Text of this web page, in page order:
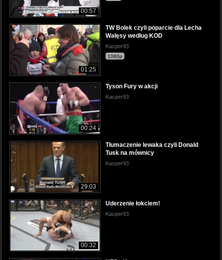
00:57
01:25
TW Bolek czyli poparcie dla Lecha
Wałęsy według KOD
Kacper93
1080p
00:24
Tyson Fury w akcji
Kacper93
29:03
Tłumaczenie lewaka czyli Donald
Tusk na mównicy
Kacper93
00:32
Uderzenie łokciem!
Kacper93